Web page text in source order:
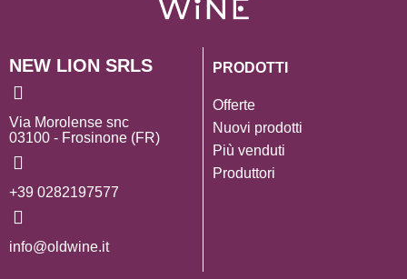
NEW LION SRLS
Via Morolense snc
03100 - Frosinone (FR)
+39 0282197577
info@oldwine.it
PRODOTTI
Offerte
Nuovi prodotti
Più venduti
Produttori